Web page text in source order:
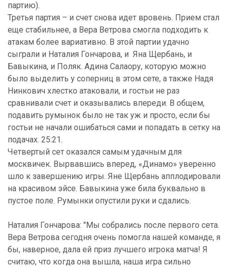
партию).
Третья партия – и счет снова идет вровень. Прием стал
еще стабильнее, а Вера Ветрова смогла подходить к
атакам более вариативно. В этой партии удачно
сыграли и Наталия Гончарова, и Яна Щербань, и
Бавыкина, и Поляк. Адина Салаору, которую можно
было выделить у соперниц в этом сете, а также Надя
Нинкович хлестко атаковали, и гостьи не раз
сравнивали счет и оказывались впереди. В общем,
подавить румынок было не так уж и просто, если бы
гостьи не начали ошибаться сами и попадать в сетку на
подачах. 25:21.
Четвертый сет оказался самым удачным для
москвичек. Вырвавшись вперед, «Динамо» уверенно
шло к завершению игры. Яне Щербань апплодировали
на красивом эйсе. Бавыкина уже била буквально в
пустое поле. Румынки опустили руки и сдались.
Наталия Гончарова: "Мы собрались после первого сета.
Вера Ветрова сегодня очень помогла нашей команде, я
бы, наверное, дала ей приз лучшего игрока матча! Я
считаю, что когда она вышла, наша игра сильно